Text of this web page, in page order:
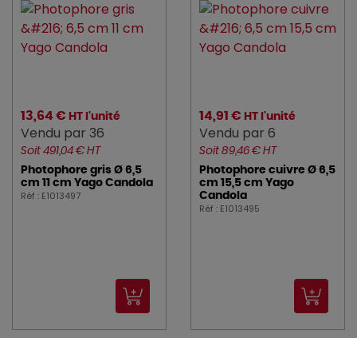
13,64 € HT l'unité
Vendu par 36
Soit 491,04 € HT
Photophore gris Ø 6,5
cm 11 cm Yago Candola
Réf : E1013497
14,91 € HT l'unité
Vendu par 6
Soit 89,46 € HT
Photophore cuivre Ø 6,5
cm 15,5 cm Yago
Candola
Réf : E1013495